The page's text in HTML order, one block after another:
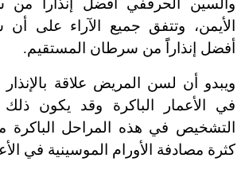
والسين الحرقفي أفضل إنذاراً من
الأيمن، وتتفق جميع الآراء على
أفضل إنذاراًَ من سرطان المستقيم.
ويبدو أن لسن المريض علاقة
في الأعمار الباكرة وقد يكون
التشخيص في هذه المراحل الباكرة
كثرة مصادفة الأورام الموسينية في